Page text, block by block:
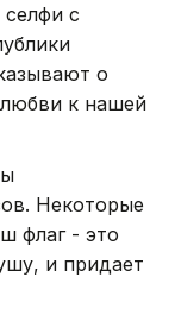
с
о
к нашей
Некоторые
флаг - это
и придает